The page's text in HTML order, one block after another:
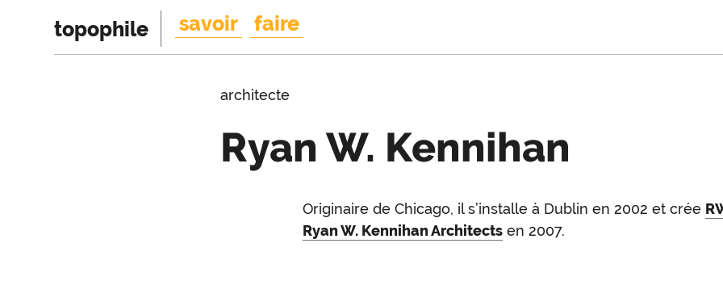
topophile savoir faire
architecte
Ryan W. Kennihan
Introduction
Introduction
Originaire de Chicago, il s’installe à Dublin en 2002 et crée
Ryan W. Kennihan Architects en 2007.